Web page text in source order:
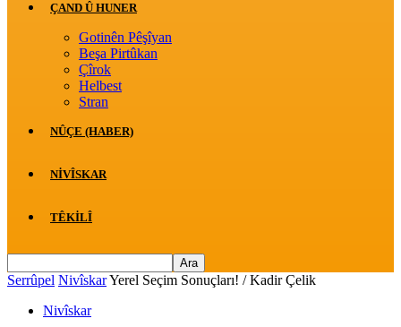
ÇAND Û HUNER
Gotinên Pêşîyan
Beşa Pirtûkan
Çîrok
Helbest
Stran
NÛÇE (HABER)
NIVÎSKAR
TÊKILÎ
Serrûpel NivîskarYerel Seçim Sonuçları! / Kadir Çelik
Nivîskar